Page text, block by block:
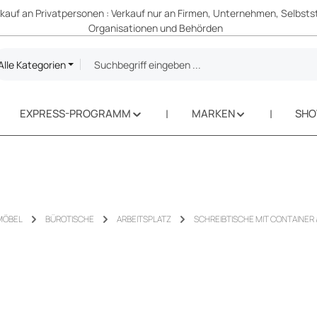
an Privatpersonen : Verkauf nur an Firmen, Unternehmen,
Organisationen und Behörden
Kategorien
EXPRESS-PROGRAMM MARKEN
BÜROTISCHE ARBEITSPLATZ SCHREIBTISCHE MIT CONTAINER